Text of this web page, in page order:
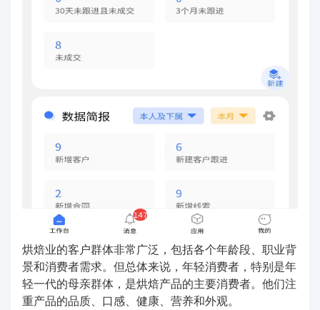
烘焙业的客户群体非常广泛，包括各个年龄段、职业背
景和消费者需求。但总体来说，年轻消费者，特别是年
轻一代的母亲群体，是烘焙产品的主要消费者。他们注
重产品的品质、口感、健康、营养和外观。